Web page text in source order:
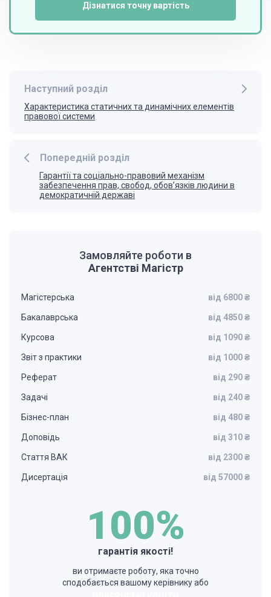
Дізнатися точну вартість
Попередній розділ
Гарантії та соціально-правовий механізм
забезпечення прав, свобод, обов’язків людини в
демократичній державі
Наступний розділ
Характеристика статичних та динамічних елементів
правової системи
Замовляйте роботи в
Агентстві Магістр
Магістерська від 6800 ₴
Бакалаврська від 4850 ₴
Курсова від 1090 ₴
Звіт з практики від 1000 ₴
Реферат від 290 ₴
Задачі від 240 ₴
Бізнес-план від 480 ₴
Доповідь від 310 ₴
Стаття ВАК від 2300 ₴
Дисертація від 57000 ₴
100%
гарантія якості!
ви отримаєте роботу, яка точно
сподобається вашому керівнику або